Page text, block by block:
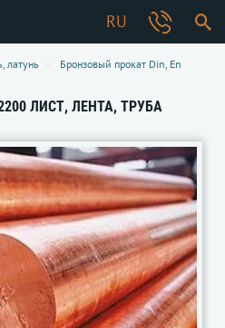
RU
латунь Бронзовый прокат Din, En
ЛИСТ, ЛЕНТА, ТРУБА